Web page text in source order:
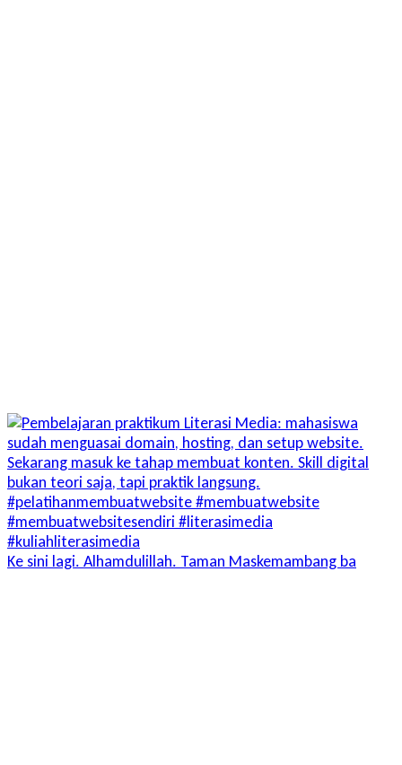
Ke sini lagi. Alhamdulillah. Taman Maskemambang ba